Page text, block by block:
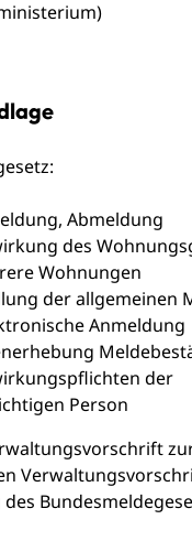
:
Abmeldung
des
Wohnungen
der allgemeinen
Anmeldung
der
Person